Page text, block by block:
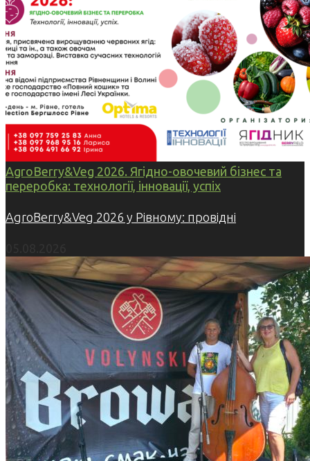
AgroBerry&Veg 2026. Ягідно-овочевий бізнес та
переробка: технології, інновації, успіх
AgroBerry&Veg 2026 у Рівному: провідні